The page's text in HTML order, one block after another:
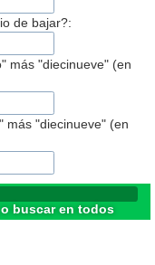
de bajar?:
más "diecinueve" (en
más "diecinueve" (en
buscar en todos